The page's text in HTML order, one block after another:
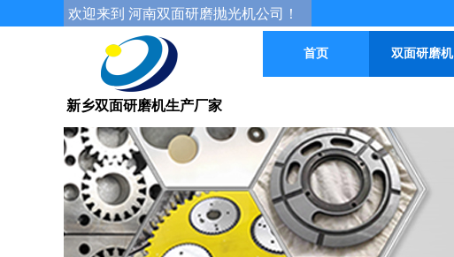
欢迎来到 河南双面研磨抛光机公司！
新乡双面研磨机生产厂家
首页 双面研磨机